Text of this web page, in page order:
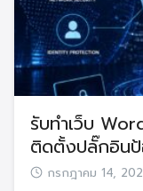
รับทำเว็บ
ติดตั้งปลั๊กอิน
กรกฎาคม 14,